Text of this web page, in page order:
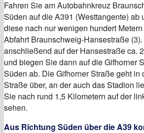
Fahren Sie am Autobahnkreuz
Süden auf die A391 (Westtangente) ab
diese nach nur wenigen hundert
Abfahrt Braunschweig-Hansestraße
anschließend auf der Hansestraße ca.
und biegen Sie dann auf die Gifhorner
Süden ab. Die Gifhorner Straße geht in
Straße über, an der auch das Stadion
Sie nach rund 1,5 Kilometern auf der
sehen.
Aus Richtung Süden über die A39